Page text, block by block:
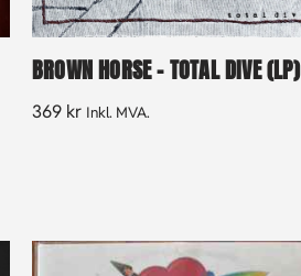
BROWN HORSE – TOTAL DIVE (LP)
369 kr Inkl. MVA.